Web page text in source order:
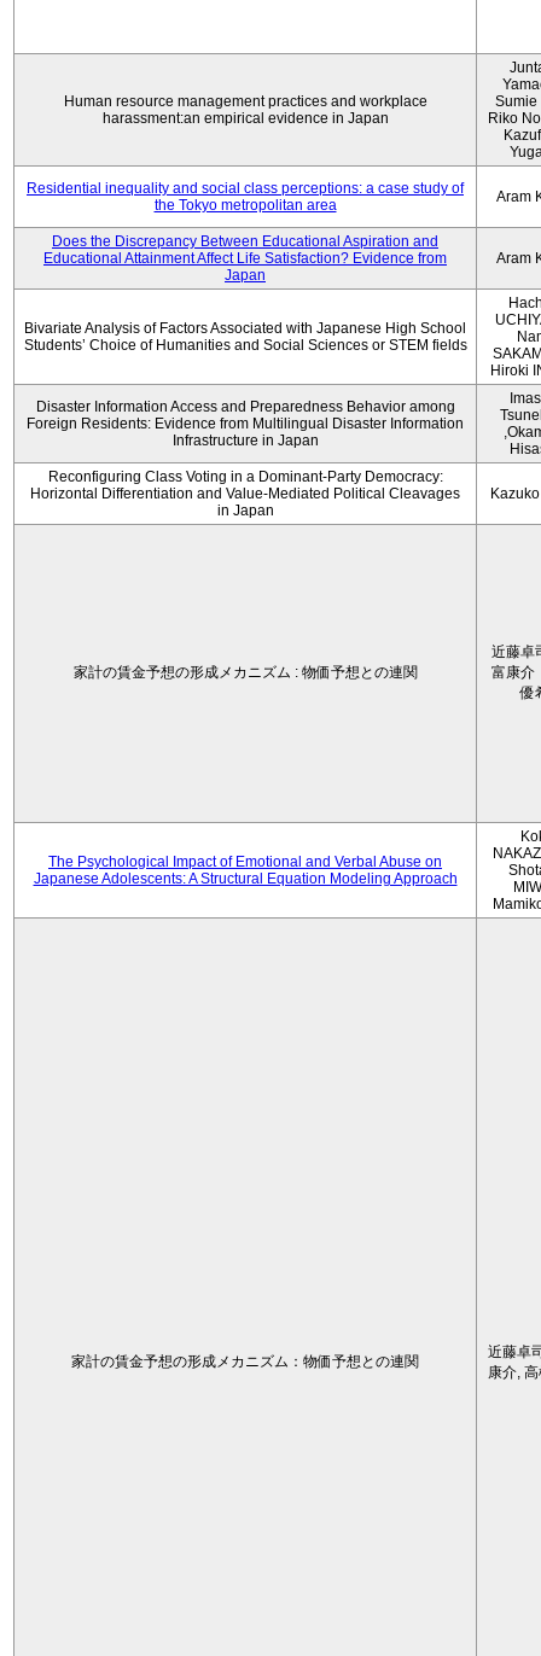
Human resource management practices and workplace
harassment:an empirical evidence in Japan
Sumie
Riko
Residential inequality and social class perceptions: a case study of
the Tokyo metropolitan area
Aram
Does the Discrepancy Between Educational Aspiration and
Educational Attainment Affect Life Satisfaction? Evidence from
Japan
Aram
Bivariate Analysis of Factors Associated with Japanese High School
Students’ Choice of Humanities and Social Sciences or STEM fields
Hiroki
Disaster Information Access and Preparedness Behavior among
Foreign Residents: Evidence from Multilingual Disaster Information
Infrastructure in Japan
Reconfiguring Class Voting in a Dominant-Party Democracy:
Horizontal Differentiation and Value-Mediated Political Cleavages
in Japan
家計の賃金予想の形成メカニズム : 物価予想との連関
近藤卓
富康介
優
The Psychological Impact of Emotional and Verbal Abuse on
Japanese Adolescents: A Structural Equation Modeling Approach
家計の賃金予想の形成メカニズム：物価予想との連関
近藤卓
康介,